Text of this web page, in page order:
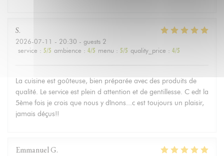
S
2026-07-11 - 20:30 - guests 2
service : 5/5 ambience : 4/5 menu : 5/5 quality_price : 4/5
La cuisine est goûteuse, bien préparée avec des produits de
qualité. Le service est plein d attention et de gentillesse. C edt la
5ème fois je crois que nous y dînons...c est toujours un plaisir,
jamais déçus!!
EmmanuelG